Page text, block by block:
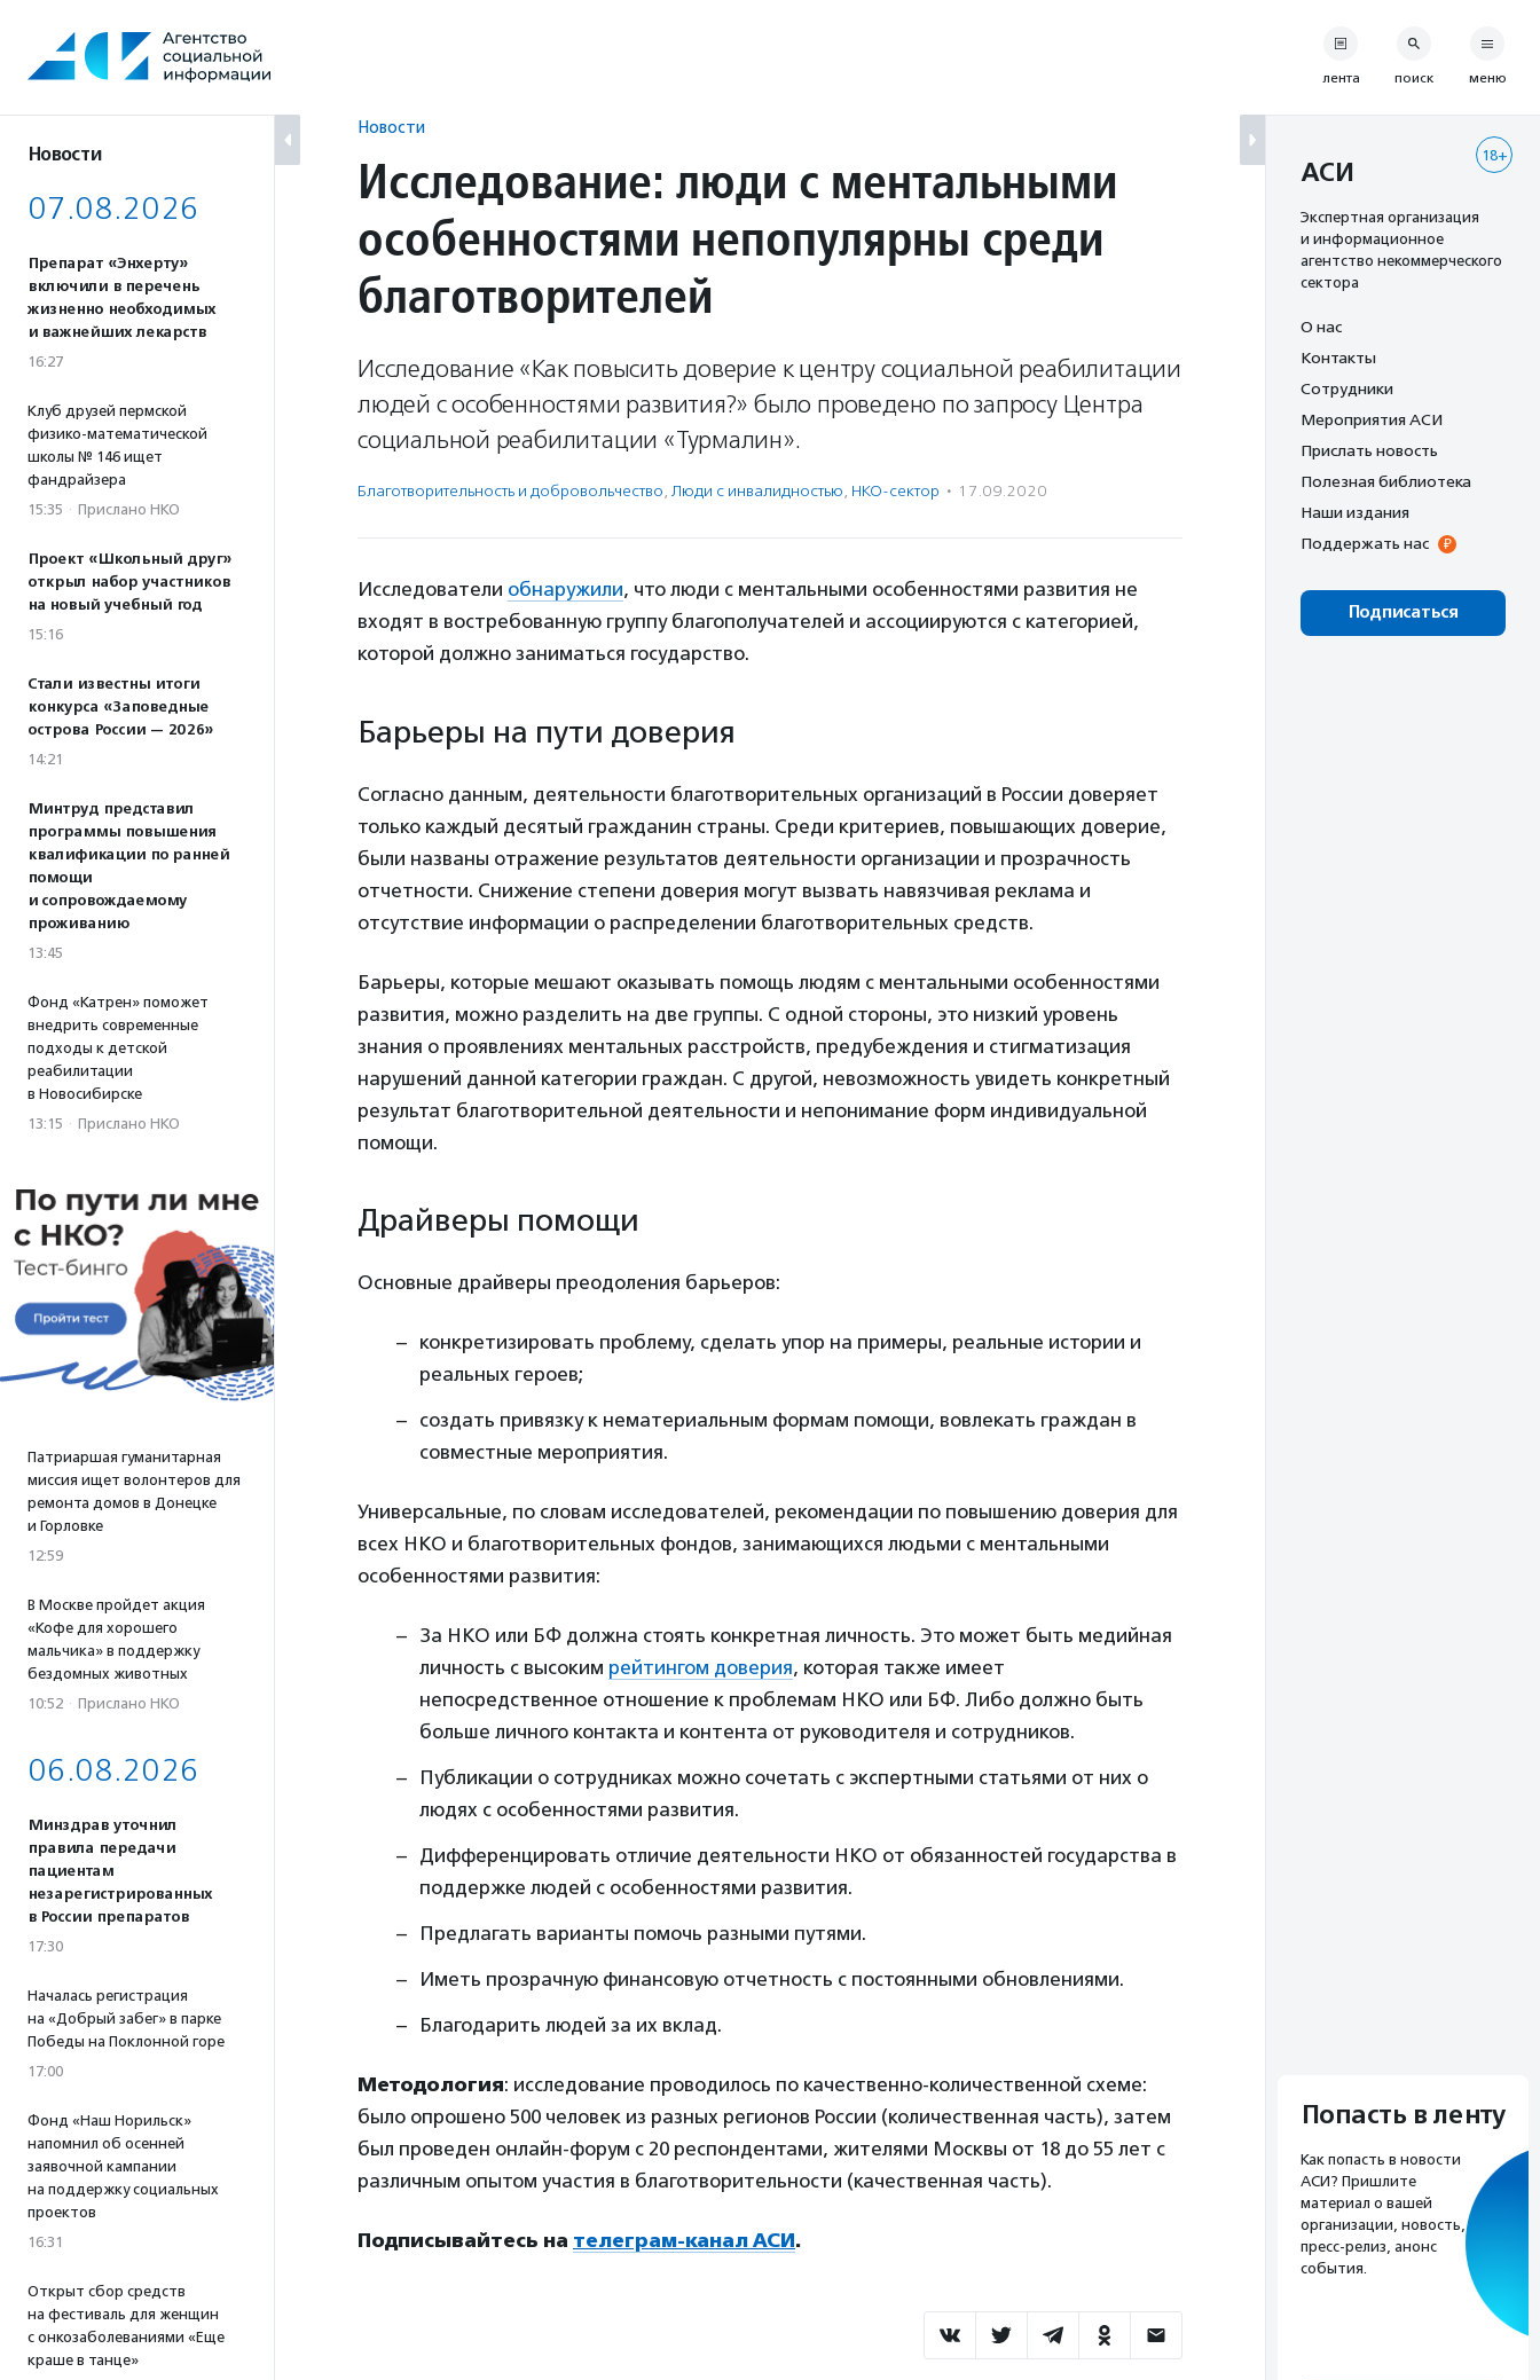
содержанию
Новости
07.08.2026
Препарат «Энхерту»
включили в перечень
жизненно необходимых
и важнейших лекарств
16:27
Клуб друзей пермской
физико-математической
школы № 146 ищет
фандрайзера
15:35 · Прислано НКО
Проект «Школьный друг»
открыл набор участников
на новый учебный год
15:16
Стали известны итоги
конкурса «Заповедные
острова России — 2026»
14:21
Минтруд представил
программы повышения
квалификации по ранней
помощи
и сопровождаемому
проживанию
13:45
Фонд «Катрен» поможет
внедрить современные
подходы к детской
реабилитации
в Новосибирске
13:15 · Прислано НКО
Патриаршая гуманитарная
миссия ищет волонтеров для
ремонта домов в Донецке
и Горловке
12:59
В Москве пройдет акция
«Кофе для хорошего
мальчика» в поддержку
бездомных животных
10:52 · Прислано НКО
06.08.2026
Минздрав уточнил
правила передачи
пациентам
незарегистрированных
в России препаратов
17:30
Началась регистрация
на «Добрый забег» в парке
Победы на Поклонной горе
17:00
Фонд «Наш Норильск»
напомнил об осенней
заявочной кампании
на поддержку социальных
проектов
16:31
Открыт сбор средств
на фестиваль для женщин
с онкозаболеваниями «Еще
краше в танце»
Новости
Исследование: люди с ментальными
особенностями непопулярны среди
благотворителей
Исследование «Как повысить доверие к центру социальной реабилитации
людей с особенностями развития?» было проведено по запросу Центра
социальной реабилитации «Турмалин».
Благотвори­тель­ность и доброволь­чест­во, Люди с инвалидностью, НКО-сектор · 17.09.2020
Исследователи обнаружили, что люди с ментальными особенностями развития не
входят в востребованную группу благополучателей и ассоциируются с категорией,
которой должно заниматься государство.
Барьеры на пути доверия
Согласно данным, деятельности благотворительных организаций в России доверяет
только каждый десятый гражданин страны. Среди критериев, повышающих доверие,
были названы отражение результатов деятельности организации и прозрачность
отчетности. Снижение степени доверия могут вызвать навязчивая реклама и
отсутствие информации о распределении благотворительных средств.
Барьеры, которые мешают оказывать помощь людям с ментальными особенностями
развития, можно разделить на две группы. С одной стороны, это низкий уровень
знания о проявлениях ментальных расстройств, предубеждения и стигматизация
нарушений данной категории граждан. С другой, невозможность увидеть конкретный
результат благотворительной деятельности и непонимание форм индивидуальной
помощи.
Драйверы помощи
Основные драйверы преодоления барьеров:
конкретизировать проблему, сделать упор на примеры, реальные истории и
реальных героев;
создать привязку к нематериальным формам помощи, вовлекать граждан в
совместные мероприятия.
Универсальные, по словам исследователей, рекомендации по повышению доверия для
всех НКО и благотворительных фондов, занимающихся людьми с ментальными
особенностями развития:
За НКО или БФ должна стоять конкретная личность. Это может быть медийная
личность с высоким рейтингом доверия, которая также имеет
непосредственное отношение к проблемам НКО или БФ. Либо должно быть
больше личного контакта и контента от руководителя и сотрудников.
Публикации о сотрудниках можно сочетать с экспертными статьями от них о
людях с особенностями развития.
Дифференцировать отличие деятельности НКО от обязанностей государства в
поддержке людей с особенностями развития.
Предлагать варианты помочь разными путями.
Иметь прозрачную финансовую отчетность с постоянными обновлениями.
Благодарить людей за их вклад.
Методология: исследование проводилось по качественно-количественной схеме:
было опрошено 500 человек из разных регионов России (количественная часть), затем
был проведен онлайн-форум с 20 респондентами, жителями Москвы от 18 до 55 лет с
различным опытом участия в благотворительности (качественная часть).
Подписывайтесь на телеграм-канал АСИ.
лента поиск меню
18+
АСИ
Экспертная организация
и информационное
агентство некоммерческого
сектора
О нас
Контакты
Сотрудники
Мероприятия АСИ
Прислать новость
Полезная библиотека
Наши издания
Поддержать нас
Подписаться
Попасть в ленту
Как попасть в новости
АСИ? Пришлите
материал о вашей
организации, новость,
пресс-релиз, анонс
события.